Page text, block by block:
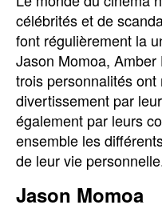
célébrités et de
font régulièrement la
Jason Momoa,
trois personnalités
divertissement par
également par leurs
ensemble les
de leur vie
Jason Momoa